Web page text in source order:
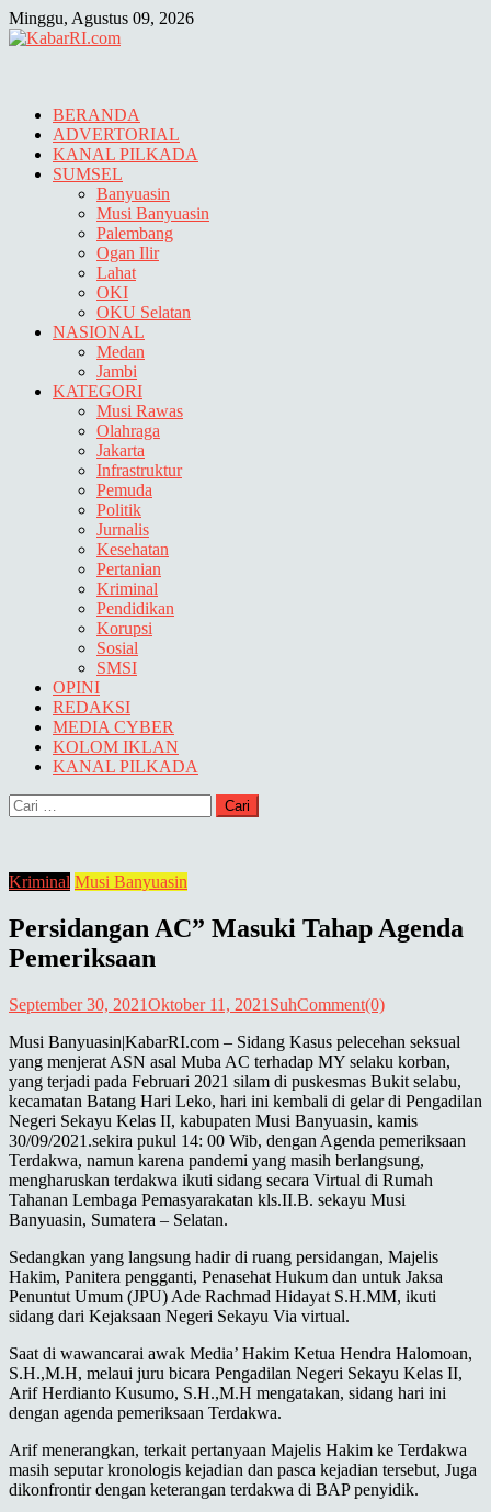
Skip
to
Minggu, Agustus 09, 2026
BERANDA
ADVERTORIAL
KANAL PILKADA
SUMSEL
Banyuasin
Musi Banyuasin
Palembang
Ogan Ilir
Lahat
OKI
OKU Selatan
NASIONAL
Medan
Jambi
KATEGORI
Musi Rawas
Olahraga
Jakarta
Infrastruktur
Pemuda
Politik
Jurnalis
Kesehatan
Pertanian
Kriminal
Pendidikan
Korupsi
Sosial
SMSI
OPINI
REDAKSI
MEDIA CYBER
KOLOM IKLAN
KANAL PILKADA
Cari
untuk:
Kriminal Musi Banyuasin
Persidangan AC” Masuki Tahap Agenda
Pemeriksaan
September 30, 2021Oktober 11, 2021 SuhComment(0)
Musi Banyuasin|KabarRI.com – Sidang Kasus pelecehan seksual
yang menjerat ASN asal Muba AC terhadap MY selaku korban,
yang terjadi pada Februari 2021 silam di puskesmas Bukit selabu,
kecamatan Batang Hari Leko, hari ini kembali di gelar di Pengadilan
Negeri Sekayu Kelas II, kabupaten Musi Banyuasin, kamis
30/09/2021.sekira pukul 14: 00 Wib, dengan Agenda pemeriksaan
Terdakwa, namun karena pandemi yang masih berlangsung,
mengharuskan terdakwa ikuti sidang secara Virtual di Rumah
Tahanan Lembaga Pemasyarakatan kls.II.B. sekayu Musi
Banyuasin, Sumatera – Selatan.
Sedangkan yang langsung hadir di ruang persidangan, Majelis
Hakim, Panitera pengganti, Penasehat Hukum dan untuk Jaksa
Penuntut Umum (JPU) Ade Rachmad Hidayat S.H.MM, ikuti
sidang dari Kejaksaan Negeri Sekayu Via virtual.
Saat di wawancarai awak Media’ Hakim Ketua Hendra Halomoan,
S.H.,M.H, melaui juru bicara Pengadilan Negeri Sekayu Kelas II,
Arif Herdianto Kusumo, S.H.,M.H mengatakan, sidang hari ini
dengan agenda pemeriksaan Terdakwa.
Arif menerangkan, terkait pertanyaan Majelis Hakim ke Terdakwa
masih seputar kronologis kejadian dan pasca kejadian tersebut, Juga
dikonfrontir dengan keterangan terdakwa di BAP penyidik.